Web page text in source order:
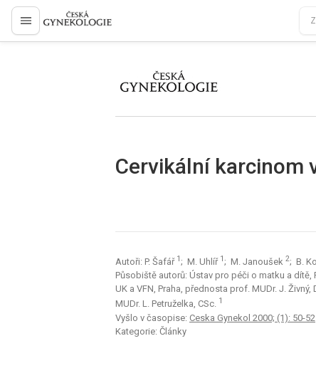
proLékaře.cz
proLékaře.cz
Cervikální karcinom
Autoři: P. Šafář 1 ; M. Uhlíř 1 ; M. Janoušek 2; B.
Působiště autorů: Ústav pro péči o matku a dítě,
UK a VFN, Praha, přednosta prof. MUDr. J.
MUDr. L. Petruželka, CSc. 1
Vyšlo v časopise: Ceska Gynekol 2000; (1): 50-52
Kategorie: Články